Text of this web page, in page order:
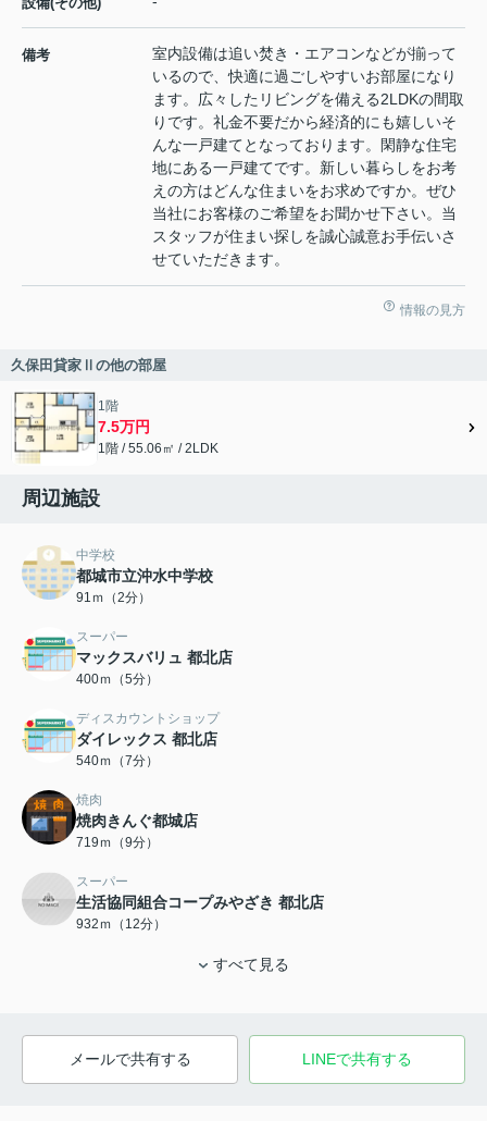
備考
室内設備は追い焚き・エアコンなどが揃って
いるので、快適に過ごしやすいお部屋になり
ます。広々したリビングを備える2LDKの間取
りです。礼金不要だから経済的にも嬉しいそ
んな一戸建てとなっております。閑静な住宅
地にある一戸建てです。新しい暮らしをお考
えの方はどんな住まいをお求めですか。ぜひ
当社にお客様のご希望をお聞かせ下さい。当
スタッフが住まい探しを誠心誠意お手伝いさ
せていただきます。
情報の見方
久保田貸家Ⅱの他の部屋
1階
7.5万円
1階 / 55.06㎡ / 2LDK
周辺施設
中学校
都城市立沖水中学校
91ｍ（2分）
スーパー
マックスバリュ 都北店
400ｍ（5分）
ディスカウントショップ
ダイレックス 都北店
540ｍ（7分）
焼肉
焼肉きんぐ都城店
719ｍ（9分）
スーパー
生活協同組合コープみやざき 都北店
932ｍ（12分）
すべて見る
メールで共有する LINEで共有する